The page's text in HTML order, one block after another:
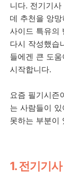
니다. 전기기
데 추천을 앙
사이드 특유의
다시 작성했습
들에겐 큰 도
시작합니다.
요즘 필기시즌
는 사람들이
못하는 부분이
1. 전기기사